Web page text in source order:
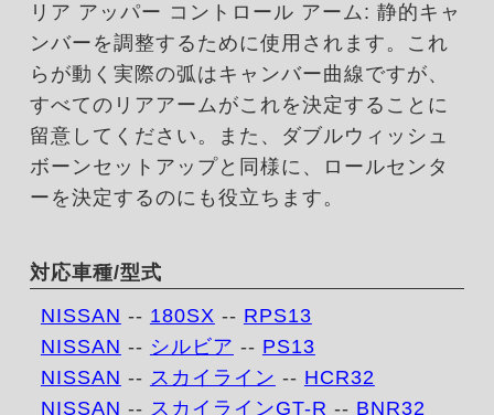
リア アッパー コントロール アーム: 静的キャ
ンバーを調整するために使用されます。これ
らが動く実際の弧はキャンバー曲線ですが、
すべてのリアアームがこれを決定することに
留意してください。また、ダブルウィッシュ
ボーンセットアップと同様に、ロールセンタ
ーを決定するのにも役立ちます。
対応車種/型式
NISSAN -- 180SX -- RPS13
NISSAN -- シルビア -- PS13
NISSAN -- スカイライン -- HCR32
NISSAN -- スカイラインGT-R -- BNR32